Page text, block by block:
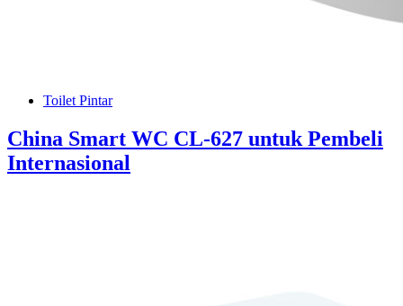
Toilet Pintar
China Smart WC CL-627 untuk Pembeli
Internasional